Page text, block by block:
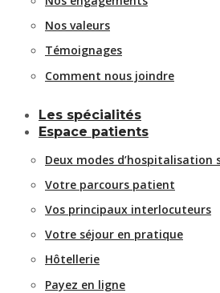
Nos valeurs
Témoignages
Comment nous joindre
Les spécialités
Espace patients
Deux modes d’hospitalisation
Votre parcours patient
Vos principaux interlocuteurs
Votre séjour en pratique
Hôtellerie
Payez en ligne